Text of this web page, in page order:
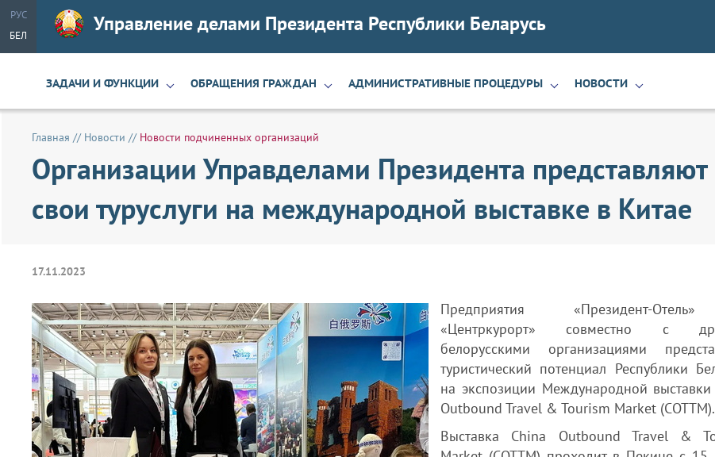
РУС
БЕЛ
Управление делами Президента Республики Беларусь
ЗАДАЧИ И ФУНКЦИИ ОБРАЩЕНИЯ ГРАЖДАН АДМИНИСТРАТИВНЫЕ ПРОЦЕДУРЫ НОВОСТИ
Главная // Новости // Новости подчиненных организаций
Организации Управделами Президента представляют
свои туруслуги на международной выставке в Китае
17.11.2023
Предприятия «Президент-
«Центркурорт» совместно с
белорусскими организациями
туристический потенциал Республики
на экспозиции Международной выставки
Outbound Travel & Tourism Market (COTTM).
Выставка China Outbound Travel &